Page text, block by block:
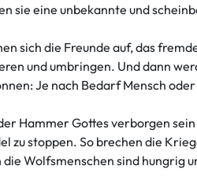
sie eine unbekannte und
sich die Freunde auf, das
und umbringen. Und dann
Je nach Bedarf Mensch
Hammer Gottes verborgen
zu stoppen. So brechen die
Wolfsmenschen sind hungrig